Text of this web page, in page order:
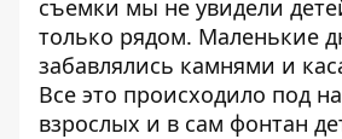
съемки мы не увидели
только рядом. Маленькие
забавлялись камнями и
Все это происходило под
взрослых и в сам фонтан